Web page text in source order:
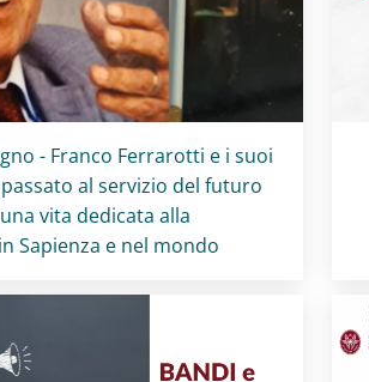
:
- Franco Ferrarotti e i suoi
al servizio del futuro
vita dedicata alla
Sapienza e nel mondo